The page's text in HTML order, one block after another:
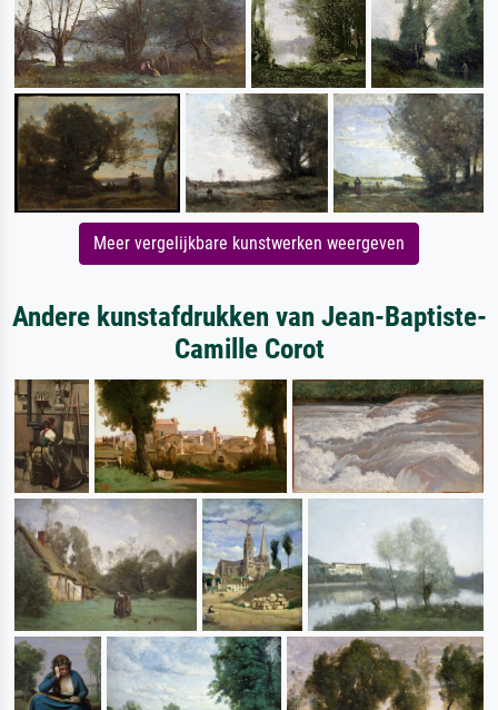
Meer vergelijkbare kunstwerken weergeven
Andere kunstafdrukken van Jean-Baptiste-
Camille Corot